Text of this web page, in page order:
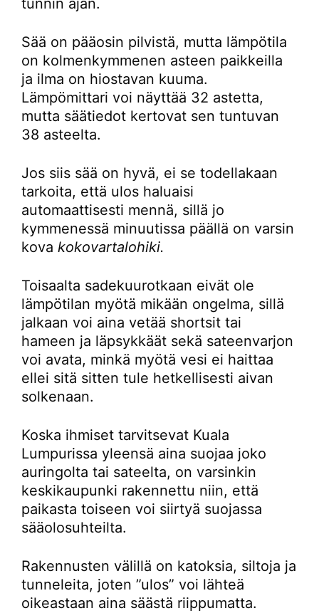
tunnin ajan.
Sää on pääosin pilvistä, mutta lämpötila
on kolmenkymmenen asteen paikkeilla
ja ilma on hiostavan kuuma.
Lämpömittari voi näyttää 32 astetta,
mutta säätiedot kertovat sen tuntuvan
38 asteelta.
Jos siis sää on hyvä, ei se todellakaan
tarkoita, että ulos haluaisi
automaattisesti mennä, sillä jo
kymmenessä minuutissa päällä on varsin
kova kokovartalohiki.
Toisaalta sadekuurotkaan eivät ole
lämpötilan myötä mikään ongelma, sillä
jalkaan voi aina vetää shortsit tai
hameen ja läpsykkäät sekä sateenvarjon
voi avata, minkä myötä vesi ei haittaa
ellei sitä sitten tule hetkellisesti aivan
solkenaan.
Koska ihmiset tarvitsevat Kuala
Lumpurissa yleensä aina suojaa joko
auringolta tai sateelta, on varsinkin
keskikaupunki rakennettu niin, että
paikasta toiseen voi siirtyä suojassa
sääolosuhteilta.
Rakennusten välillä on katoksia, siltoja ja
tunneleita, joten ”ulos” voi lähteä
oikeastaan aina säästä riippumatta.